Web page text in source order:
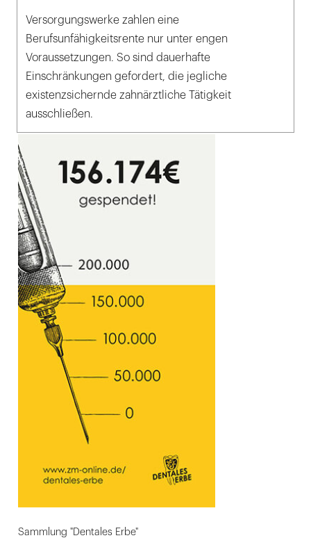
Versorgungswerke zahlen eine
Berufsunfähigkeitsrente nur unter engen
Voraussetzungen. So sind dauerhafte
Einschränkungen gefordert, die jegliche
existenzsichernde zahnärztliche Tätigkeit
ausschließen.
Sammlung "Dentales Erbe"